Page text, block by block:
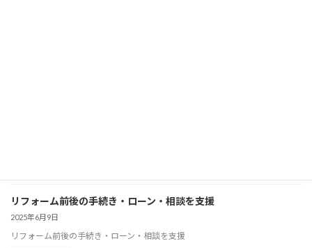
リフォーム前後の手続き・ローン・相談を支援
2025年6月9日
リフォーム前後の手続き・ローン・相談を支援